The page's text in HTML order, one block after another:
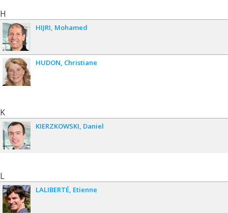
H
HIJRI Mohamed
HUDON Christiane
K
KIERZKOWSKI Daniel
L
LALIBERTÉ Etienne